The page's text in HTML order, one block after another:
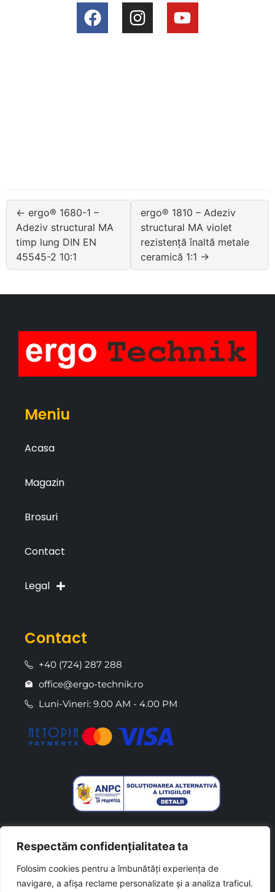
Respectăm confidențialitatea ta
Folosim cookies pentru a îmbunătăți experiența de
navigare, a afișa reclame personalizate și a analiza traficul.
← ergo® 1680-1 –
Adeziv structural MA
timp lung DIN EN
45545-2 10:1
ergo® 1810 – Adeziv
structural MA violet
rezistență înaltă metale
ceramică 1:1 →
Meniu
Acasa
Magazin
Brosuri
Contact
Legal
Contact
+40 (724) 287 288
office@ergo-technik.ro
Luni-Vineri: 9.00 AM - 4.00 PM
Made with by Csaszar L. Daniel